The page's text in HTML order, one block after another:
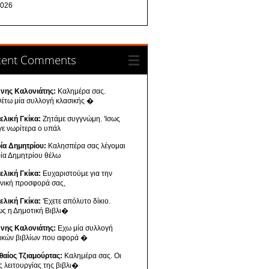
Comments
Καλονιάτης: Καλημέρα σας.
μία συλλογή κλασικής �
Γκίκα: Ζητάμε συγγνώμη. 'Ισως
νωρίτερα ο υπάλ
Δημητρίου: Καλησπέρα σας λέγομαι
Δημητρίου θέλω
Γκίκα: Ευχαριστούμε για την
προσφορά σας,
Γκίκα: 'Εχετε απόλυτο δίκιο.
η Δημοτική Βιβλι�
Καλονιάτης: Εχω μία συλλογή
βιβλίων που αφορά �
Τζιαμούρτας: Καλημέρα σας. Οι
λειτουργίας της βιβλι�